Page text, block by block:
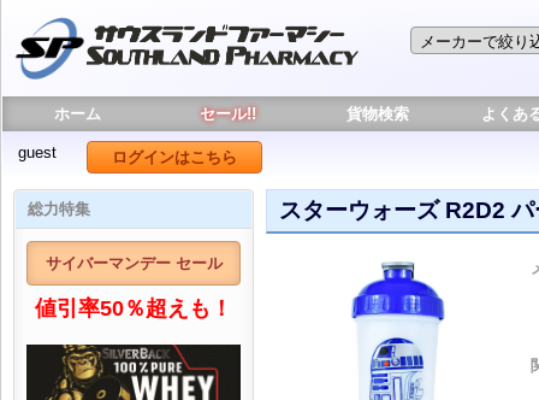
ホーム セール!! 貨物検索 よくあ
guest ログインはこちら
総力特集
サイバーマンデー セール
値引率50％超えも！
スターウォーズ R2D2